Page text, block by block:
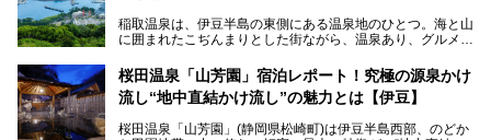
───
この記事はプレジャーリゾート 伊豆赤沢温泉のPR記事で
す。
る温泉施設も紹介します！
稲取温泉は、伊豆半島の東側にある温泉地のひとつ。海と山
に囲まれたこぢんまりとした街ながら、温泉あり、グルメあ
京からは約2時間30分、直通電車もありアクセスしやすいの
もうれしいところ。
入れる温泉施設、チェックしたい観光スポットやアクティビ
桜田温泉「山芳園」宿泊レポート！究極の源泉かけ
流し“地中直結かけ流し”の魅力とは【伊豆】
桜田温泉「山芳園」(静岡県松崎町)は伊豆半島西部、のどか